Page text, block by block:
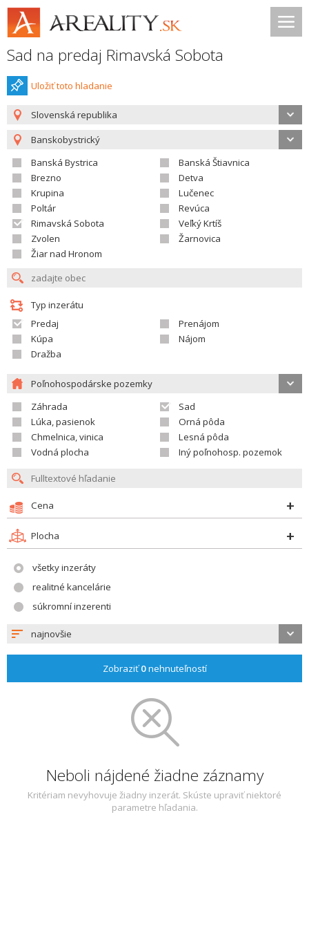
Sad na predaj Rimavská Sobota
Uložiť toto hladanie
Slovenská republika
Banskobystrický
Banská Bystrica
Banská Štiavnica
Brezno
Detva
Krupina
Lučenec
Poltár
Revúca
Rimavská Sobota
Veľký Krtíš
Zvolen
Žarnovica
Žiar nad Hronom
Typ inzerátu
Predaj
Prenájom
Kúpa
Nájom
Dražba
Poľnohospodárske pozemky
Záhrada
Sad
Lúka, pasienok
Orná pôda
Chmelnica, vinica
Lesná pôda
Vodná plocha
Iný poľnohosp. pozemok
Cena
Plocha
všetky inzeráty
realitné kancelárie
súkromní inzerenti
najnovšie
Zobraziť0nehnuteľností
Neboli nájdené žiadne záznamy
Kritériam nevyhovuje žiadny inzerát. Skúste upraviť niektoré
parametre hľadania.